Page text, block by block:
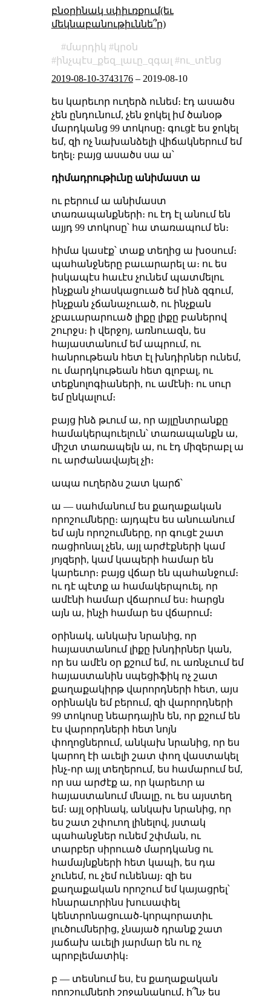
բնօրինակ սփիւռքում(եւ
մեկնաբանութիւննե՞ր)
մարդիկ
կրօն
ինչպէս_քեզ_լաւը_զգալ
ու_տէնց
2019-08-10-3743176– 2019-08-10
ես կարեւոր ուղերձ ունեմ։ էդ ասածս
չեն ընդունում, չեն ջոկել իմ ծանօթ
մարդկանց 99 տոկոսը։ գուցէ ես ջոկել
եմ, զի ոչ նախանձելի վիճակներում եմ
եղել։ բայց ասածս սա ա՝
դիմադրութիւնը անիմաստ ա
ու բերում ա անիմաստ
տառապանքների։ ու էդ էլ անում են
այյդ 99 տոկոսը՝ հա տառապում են։
հիմա կասէք՝ տաք տեղից ա խօսում։
պահանջները բաւարարել ա։ ու ես
իսկապէս հաւէս չունեմ պատմելու
ինչքան չհասկացուած եմ ինձ զգում,
ինչքան չճանաչուած, ու ինչքան
չբաւարարուած լիքը լիքը բաներով
շուրջս։ ի վերջոյ, առնուազն, ես
հայաստանում եմ ապրում, ու
հանրութեան հետ էլ խնդիրներ ունեմ,
ու մարդկութեան հետ գլոբալ, ու
տեքնոլոգիաների, ու ամէնի։ ու սուր
եմ ընկալում։
բայց ինձ թւում ա, որ այլընտրանքը
համակերպուելուն՝ տառապանքն ա,
միշտ տառապելն ա, ու էդ միզերաբլ ա
ու արժանավայել չի։
ապա ուղերձս շատ կարճ՝
ա — սահմանում ես քաղաքական
որոշումները։ այդպէս ես անուանում
եմ այն որոշումները, որ գուցէ շատ
ռացիոնալ չեն, այլ արժէքների կամ
յոյզերի, կամ կապերի համար են
կարեւոր։ բայց վճար են պահանջում։
ու դէ պէտք ա համակերպուել, որ
ամէնի համար վճարում ես։ հարցն
այն ա, ինչի համար ես վճարում։
օրինակ, անկախ նրանից, որ
հայաստանում լիքը խնդիրներ կան,
որ ես ամէն օր քշում եմ, ու առնչւում եմ
հայաստանին սպեցիֆիկ ոչ շատ
քաղաքակիրթ վարորդների հետ, այս
օրինակն եմ բերում, զի վարորդների
99 տոկոսը նեարդային են, որ քշում են
էս վարորդների հետ նոյն
փողոցներում, անկախ նրանից, որ ես
կարող էի աւելի շատ փող վաստակել
ինչ֊որ այլ տեղերում, ես համարում եմ,
որ սա արժէք ա, որ կարեւոր ա
հայաստանում մնալը, ու ես այստեղ
եմ։ այլ օրինակ, անկախ նրանից, որ
ես շատ շփուող լինելով, յստակ
պահանջներ ունեմ շփման, ու
տարբեր սիրուած մարդկանց ու
համայնքների հետ կապի, ես դա
չունեմ, ու չեմ ունենայ։ զի ես
քաղաքական որոշում եմ կայացրել՝
հնարաւորինս խուսափել
կենտրոնացուած֊կորպորատիւ
լուծումներից, չնայած դրանք շատ
յաճախ աւելի յարմար են ու ոչ
պրոբլեմատիկ։
բ — տեսնում ես, էս քաղաքական
որոշումների շրջանակում, ի՞նչ ես